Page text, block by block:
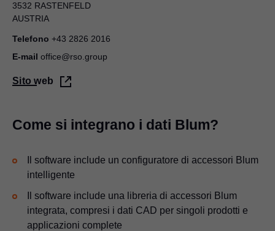
3532 RASTENFELD
AUSTRIA
Telefono +43 2826 2016
E-mail office@rso.group
Sito web
Come si integrano i dati Blum?
Il software include un configuratore di accessori Blum
intelligente
Il software include una libreria di accessori Blum
integrata, compresi i dati CAD per singoli prodotti e
applicazioni complete